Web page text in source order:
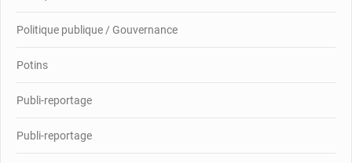
Politique publique / Gouvernance
Potins
Publi-reportage
Publi-reportage